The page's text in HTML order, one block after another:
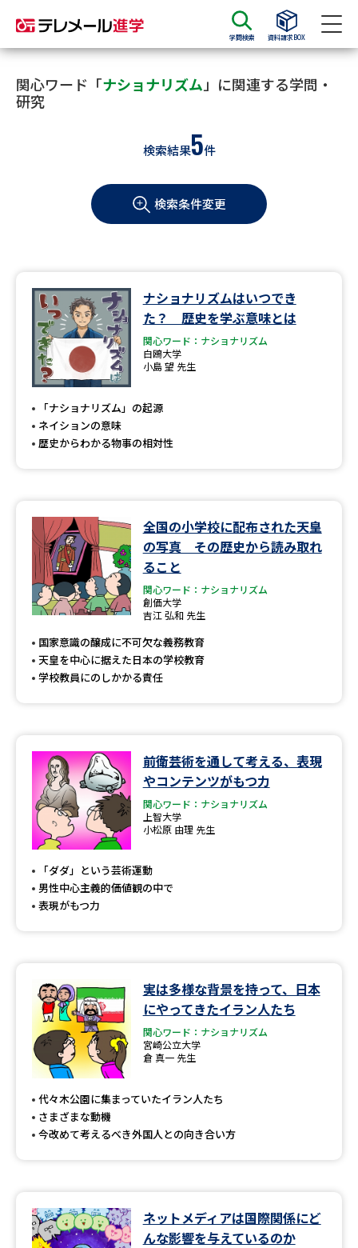
学問検索 資料請求BOX
資料請求 資料検索
大学・短大の資料種類から請求
学部・学科パンフ
総合型選抜・学校推薦型選抜 募
大学入学共通テスト利用選抜の
大学・短大以外の資料から請求
専門学校の資料請求 大学院の資料請求
留学・進学関連、塾・予備校
大学入学共通テスト「受験上の
高等学校（情報）教員資格認定
大学研究
大学で学べる内容や特徴を調べる
データサイエンス特集
デジタルパンフレット
新学年スタート号特集ページ
（高3生用）
新学年スタート号特集ページ
SELFBRAND特集ページ
来場型・Web型イベント特集 夢ナビライブ
受験準備
志望校・出願校を調べる
先輩が入学を決めた理由 テレメール全国一斉進学調査
関心ワード「ナショナリズム 」に関連する学問・
研究
検索結果5件
検索条件変更
ナショナリズムはいつでき
た？ 歴史を学ぶ意味とは
関心ワード：ナショナリズム
白鴎大学
小島 望 先生
「ナショナリズム」の起源
ネイションの意味
歴史からわかる物事の相対性
全国の小学校に配布された天皇
の写真 その歴史から読み取れ
ること
関心ワード：ナショナリズム
創価大学
吉江 弘和 先生
国家意識の醸成に不可欠な義務教育
天皇を中心に据えた日本の学校教育
学校教員にのしかかる責任
前衛芸術を通して考える、表現
やコンテンツがもつ力
関心ワード：ナショナリズム
上智大学
小松原 由理 先生
「ダダ」という芸術運動
男性中心主義的価値観の中で
表現がもつ力
実は多様な背景を持って、日本
にやってきたイラン人たち
関心ワード：ナショナリズム
宮崎公立大学
倉 真一 先生
代々木公園に集まっていたイラン人たち
さまざまな動機
今改めて考えるべき外国人との向き合い方
ネットメディアは国際関係にど
んな影響を与えているのか